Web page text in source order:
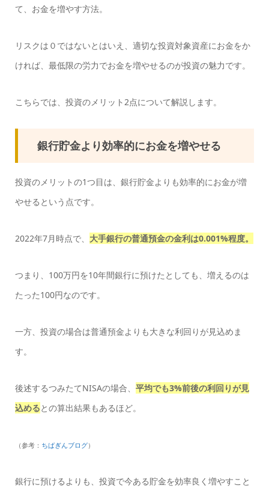
て、お金を増やす方法。
リスクは０ではないとはいえ、適切な投資対象資産にお金をか
ければ、最低限の労力でお金を増やせるのが投資の魅力です。
こちらでは、投資のメリット2点について解説します。
銀行貯金より効率的にお金を増やせる
投資のメリットの1つ目は、銀行貯金よりも効率的にお金が増
やせるという点です。
2022年7月時点で、 大手銀行の普通預金の金利は0.001%程度。
つまり、100万円を10年間銀行に預けたとしても、増えるのは
たった100円なのです。
一方、投資の場合は普通預金よりも大きな利回りが見込めま
す。
後述するつみたてNISAの場合、 平均でも3%前後の利回りが見
込めるとの算出結果もあるほど。
（参考： ちばぎんブログ）
銀行に預けるよりも、投資で今ある貯金を効率良く増やすこと